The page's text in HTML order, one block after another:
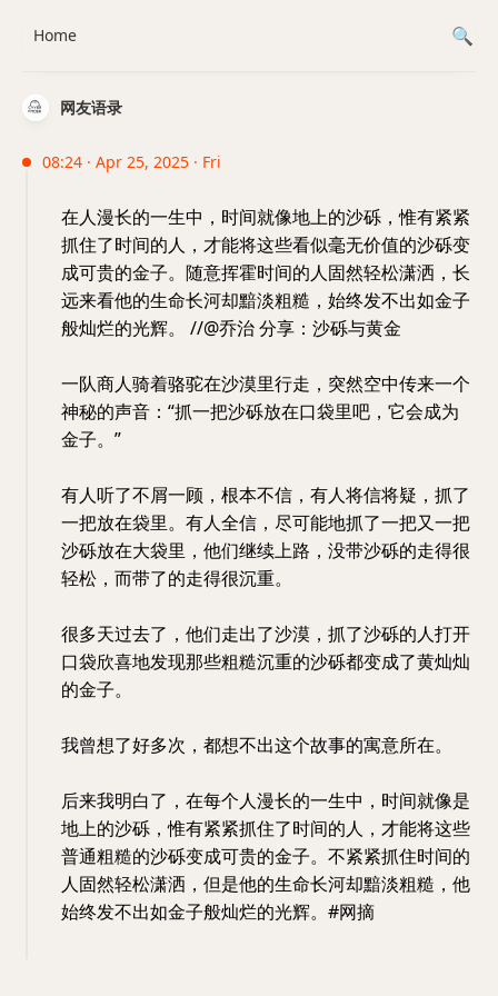
网友语录
08:24 · Apr 25, 2025 · Fri
在人漫长的一生中，时间就像地上的沙砾，惟有紧紧
抓住了时间的人，才能将这些看似毫无价值的沙砾变
成可贵的金子。随意挥霍时间的人固然轻松潇洒，长
远来看他的生命长河却黯淡粗糙，始终发不出如金子
般灿烂的光辉。 //@乔治 分享：沙砾与黄金
一队商人骑着骆驼在沙漠里行走，突然空中传来一个
神秘的声音：“抓一把沙砾放在口袋里吧，它会成为
金子。”
有人听了不屑一顾，根本不信，有人将信将疑，抓了
一把放在袋里。有人全信，尽可能地抓了一把又一把
沙砾放在大袋里，他们继续上路，没带沙砾的走得很
轻松，而带了的走得很沉重。
很多天过去了，他们走出了沙漠，抓了沙砾的人打开
口袋欣喜地发现那些粗糙沉重的沙砾都变成了黄灿灿
的金子。
我曾想了好多次，都想不出这个故事的寓意所在。
后来我明白了，在每个人漫长的一生中，时间就像是
地上的沙砾，惟有紧紧抓住了时间的人，才能将这些
普通粗糙的沙砾变成可贵的金子。不紧紧抓住时间的
人固然轻松潇洒，但是他的生命长河却黯淡粗糙，他
始终发不出如金子般灿烂的光辉。#网摘
Home